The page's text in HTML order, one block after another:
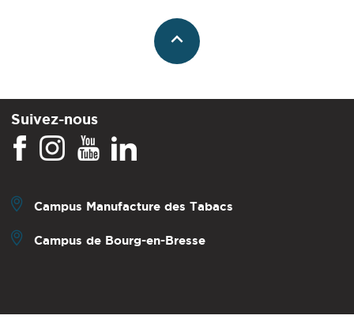
Suivez-nous
Campus Manufacture des Tabacs
Campus de Bourg-en-Bresse